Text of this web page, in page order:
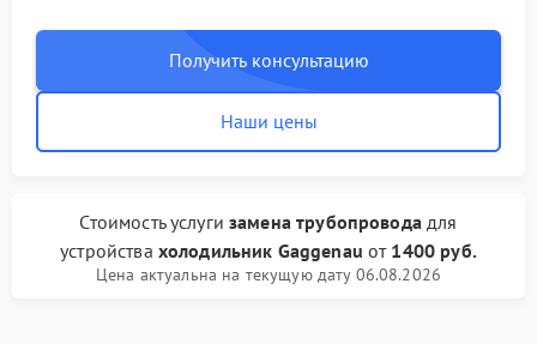
Получить консультацию
Наши цены
Стоимость услугизамена трубопроводадля
устройства холодильник Gaggenau от 1400 руб.
Цена актуальна на текущую дату 06.08.2026